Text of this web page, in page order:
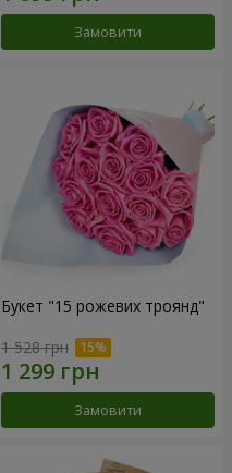
Замовити
Букет "15 рожевих троянд"
1 528 грн
Замовити